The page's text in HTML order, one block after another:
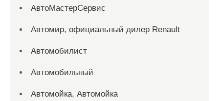
АвтоМастерСервис
Автомир, официальный дилер Renault
Автомобилист
Автомобильный
Автомойка, Автомойка